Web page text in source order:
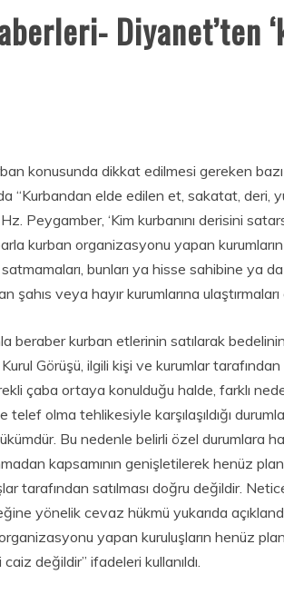
Diyanet’ten
konusunda dikkat edilmesi gereken bazı
“Kurbandan elde edilen et, sakatat, deri,
Peygamber, ‘Kim kurbanını derisini
kurban organizasyonu yapan
bunları ya hisse sahibine ya
şahıs veya hayır kurumlarına
beraber kurban etlerinin satılarak
Görüşü, ilgili kişi ve kurumlar
çaba ortaya konulduğu halde, farklı
telef olma tehlikesiyle karşılaşıldığı
Bu nedenle belirli özel durumlara
kapsamının genişletilerek henüz
tarafından satılması doğru değildir.
yönelik cevaz hükmü yukarıda
yapan kuruluşların henüz
değildir” ifadeleri kullanıldı.